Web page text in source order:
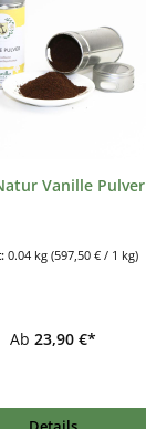
Vanille Pulver
0.04 kg (597,50 € / 1 kg)
Ab 23,90 €*